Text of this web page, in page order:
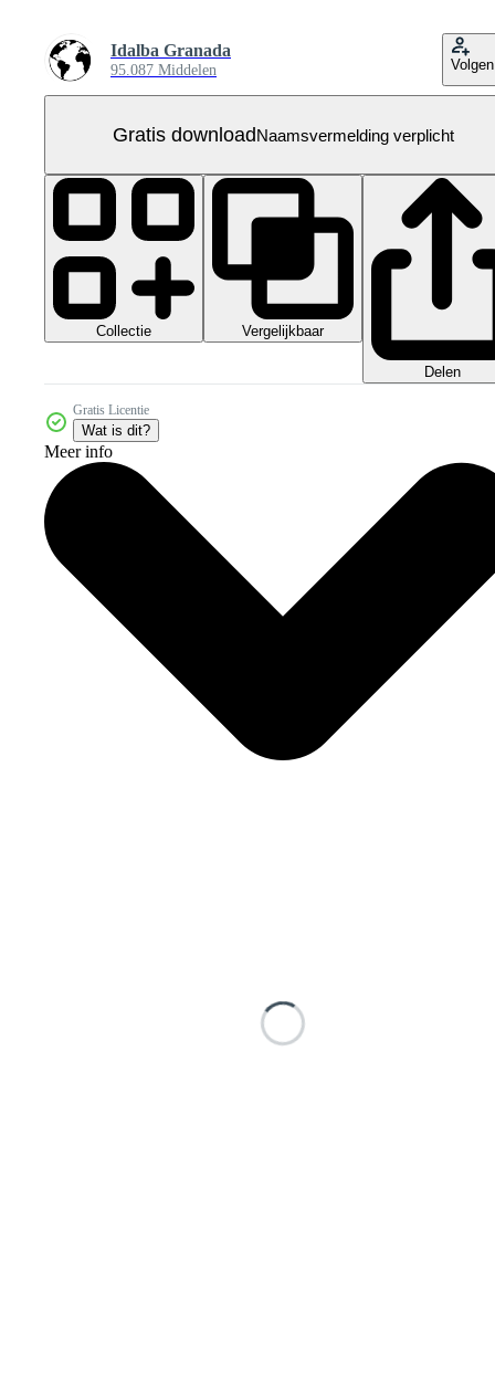
Idalba Granada
95.087 Middelen Volgen
Gratis downloadNaamsvermelding verplicht
Collectie Vergelijkbaar
Delen
Gratis Licentie
Wat is dit?
Meer info